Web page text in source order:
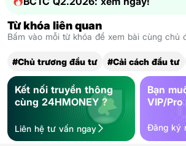
Từ khóa liên quan
Bấm vào mỗi từ khóa để xem bài cùng chủ
#Chủ trương đầu tư #Cải cách đầu tư
Kết nối truyền thông
cùng 24HMONEY ?
Liên hệ tư vấn ngay
Bạn
VIP/Pro
Đăng ký